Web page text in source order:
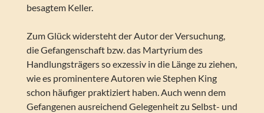
besagtem Keller.
Zum Glück widersteht der Autor der Versuchung,
die Gefangenschaft bzw. das Martyrium des
Handlungsträgers so exzessiv in die Länge zu ziehen,
wie es prominentere Autoren wie Stephen King
schon häufiger praktiziert haben. Auch wenn dem
Gefangenen ausreichend Gelegenheit zu Selbst- und